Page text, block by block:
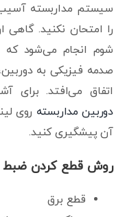
سیستم مداربسته
را امتحان نکنید.
شوم انجام می‌شود که
صدمه فیزیکی به
اتفاق می‌افتد. برای
دوربین مداربسته روی
آن پیشگیری کنید.
روش قطع کردن ضبط
قطع برق